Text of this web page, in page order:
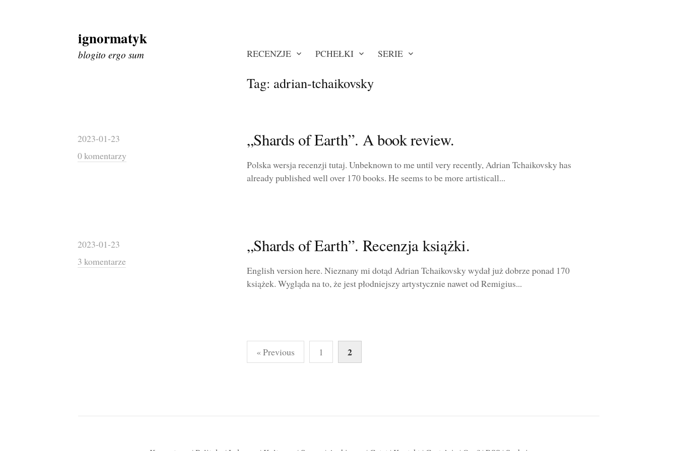
Skip
to
content
ignormatyk
blogito ergo sum RECENZJE PCHEŁKI SERIE
Tag: adrian-tchaikovsky
2023-01-23
0 komentarzy
„Shards of Earth”. A book review.
Polska wersja recenzji tutaj. Unbeknown to me until very recently, Adrian Tchaikovsky has
already published well over 170 books. He seems to be more artisticall...
2023-01-23
3 komentarze
„Shards of Earth”. Recenzja książki.
English version here. Nieznany mi dotąd Adrian Tchaikovsky wydał już dobrze ponad 170
książek. Wygląda na to, że jest płodniejszy artystycznie nawet od Remigius...
Stronicowanie
« Previous 1 2